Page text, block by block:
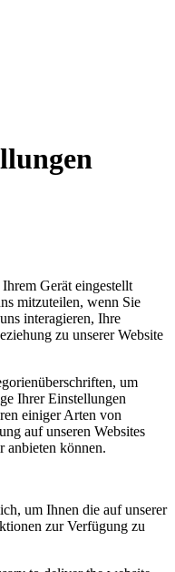
Gerät eingestellt
mitzuteilen, wenn Sie
interagieren, Ihre
zu unserer Website
um
Ihrer Einstellungen
einiger Arten von
auf unseren Websites
anbieten können.
um Ihnen die auf unserer
zur Verfügung zu